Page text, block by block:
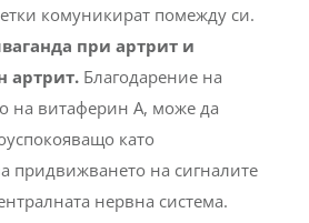
при артрит и
артрит.Благодарение на
на витаферин А, може да
като
придвижването на сигналите
нервна система.
за спортистите.Индийският